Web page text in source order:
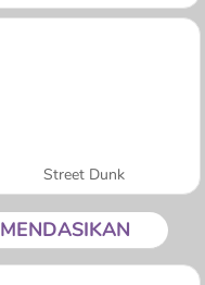
Street Dunk